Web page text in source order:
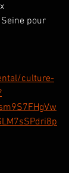
pour
culture-